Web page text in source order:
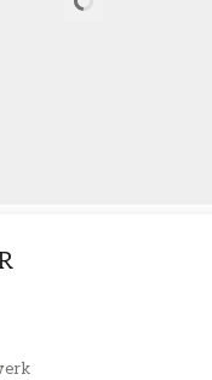
Loading…